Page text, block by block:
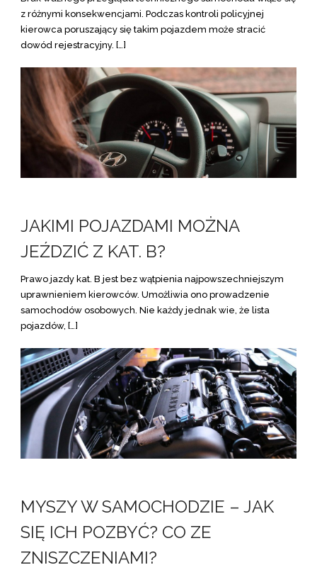
z różnymi konsekwencjami. Podczas kontroli policyjnej
kierowca poruszający się takim pojazdem może stracić
dowód rejestracyjny. […]
JAKIMI POJAZDAMI MOŻNA
JEŹDZIĆ Z KAT. B?
Prawo jazdy kat. B jest bez wątpienia najpowszechniejszym
uprawnieniem kierowców. Umożliwia ono prowadzenie
samochodów osobowych. Nie każdy jednak wie, że lista
pojazdów, […]
MYSZY W SAMOCHODZIE – JAK
SIĘ ICH POZBYĆ? CO ZE
ZNISZCZENIAMI?